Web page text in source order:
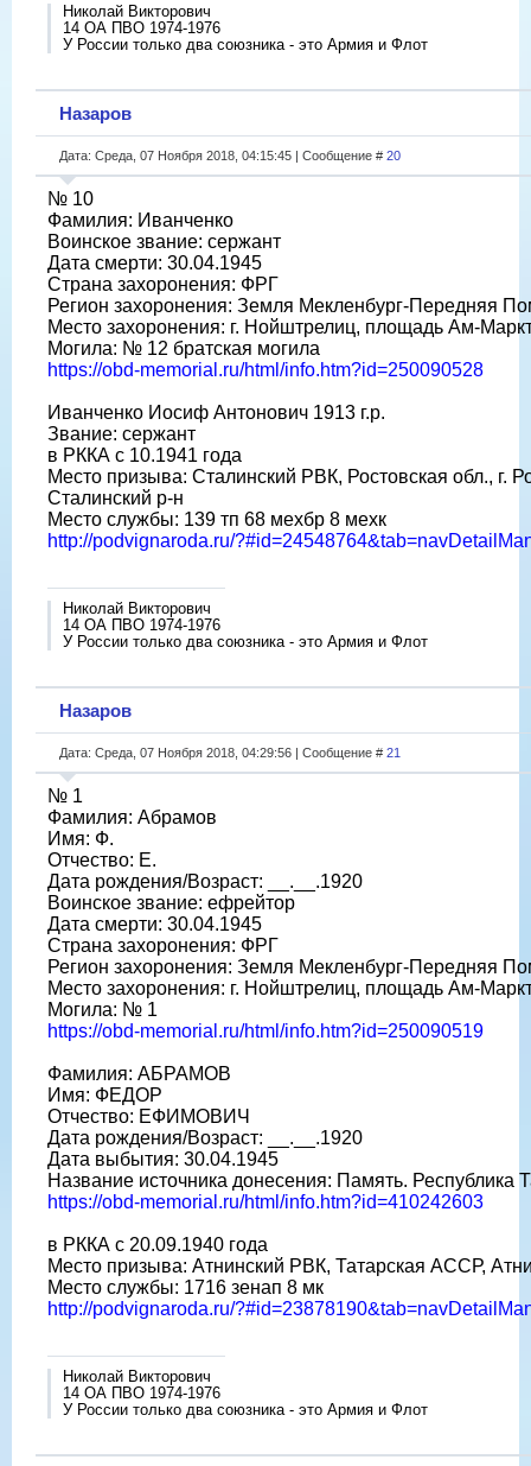
Николай Викторович
14 ОА ПВО 1974-1976
У России только два союзника - это Армия и Флот
Назаров
Дата: Среда, 07 Ноября 2018, 04:15:45 | Сообщение # 20
№ 10
Фамилия: Иванченко
Воинское звание: сержант
Дата смерти: 30.04.1945
Страна захоронения: ФРГ
Регион захоронения: Земля Мекленбург-Передняя
Место захоронения: г. Нойштрелиц, площадь Ам-
Могила: № 12 братская могила
https://obd-memorial.ru/html/info.htm?id=250090528
Иванченко Иосиф Антонович 1913 г.р.
Звание: сержант
в РККА с 10.1941 года
Место призыва: Сталинский РВК, Ростовская обл., г.
Сталинский р-н
Место службы: 139 тп 68 мехбр 8 мехк
http://podvignaroda.ru/
Николай Викторович
14 ОА ПВО 1974-1976
У России только два союзника - это Армия и Флот
Назаров
Дата: Среда, 07 Ноября 2018, 04:29:56 | Сообщение # 21
№ 1
Фамилия: Абрамов
Имя: Ф.
Отчество: Е.
Дата рождения/Возраст: __.__.1920
Воинское звание: ефрейтор
Дата смерти: 30.04.1945
Страна захоронения: ФРГ
Регион захоронения: Земля Мекленбург-Передняя
Место захоронения: г. Нойштрелиц, площадь Ам-
Могила: № 1
https://obd-memorial.ru/html/info.htm?id=250090519
Фамилия: АБРАМОВ
Имя: ФЕДОР
Отчество: ЕФИМОВИЧ
Дата рождения/Возраст: __.__.1920
Дата выбытия: 30.04.1945
Название источника донесения: Память. Республика
https://obd-memorial.ru/html/info.htm?id=410242603
в РККА с 20.09.1940 года
Место призыва: Атнинский РВК, Татарская АССР,
Место службы: 1716 зенап 8 мк
http://podvignaroda.ru/
Николай Викторович
14 ОА ПВО 1974-1976
У России только два союзника - это Армия и Флот